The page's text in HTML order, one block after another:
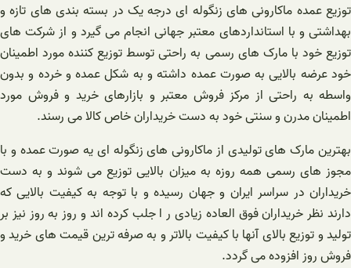
توزیع عمده ماکارونی های زنگوله ای درجه یک در بسته بندی های تازه و
بهداشتی و با استانداردهای معتبر جهانی انجام می گیرد و از شرکت های
توزیع خود با مارک های رسمی به راحتی توسط توزیع کننده مورد اطمینان
خود عرضه بالایی به صورت عمده داشته و به شکل عمده و خرده و بدون
واسطه به راحتی از مرکز فروش معتبر و بازارهای خرید و فروش مورد
اطمینان مدرن و سنتی خود به دست خریداران خاص کالا می رسند.
بهترین مارک های تولیدی از ماکارونی های زنگوله ای یه صورت عمده و با
مجوز های رسمی همه روزه به میزان بالایی توزیع می شوند و به دست
خریداران در سراسر ایران و جهان رسیده و با توجه به کیفیت بالایی که
دارند نظر خریداران فوق العاده زیادی ر ا جلب کرده اند و روز به روز نیز بر
تولید و توزیع بالای آنها با کیفیت بالاتر و به صرفه ترین قیمت های خرید و
فروش روز افزوده می گردد.